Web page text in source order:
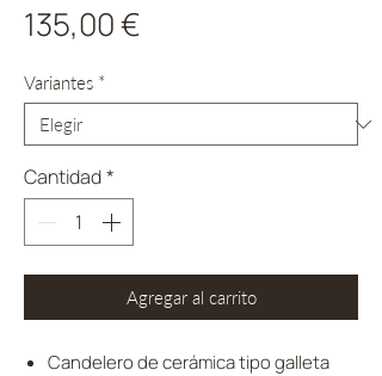
135,00 €
Variantes *
Cantidad*
Agregar al carrito
Candelero de cerámica tipo galleta